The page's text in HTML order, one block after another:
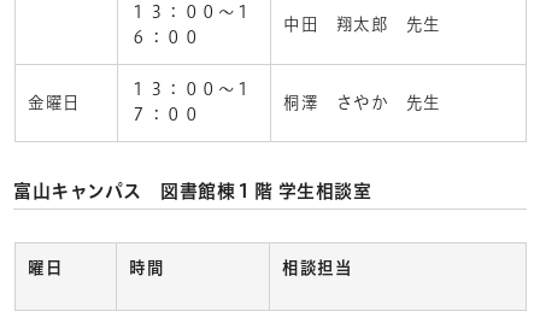
１３：００～１
６：００
中田 翔太郎 先生
金曜日
１３：００～１
７：００
桐澤 さやか 先生
富山キャンパス 図書館棟１階 学生相談室
曜日 時間 相談担当